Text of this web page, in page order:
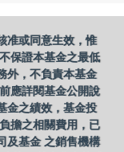
准或同意生效，惟
保證本基金之最低
外，不負責本基金
應詳閱基金公開說
金之績效，基金投
擔之相關費用，已
及基金 之銷售機構